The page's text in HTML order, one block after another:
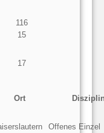
116
15
17
Ort
Offenes Einzel